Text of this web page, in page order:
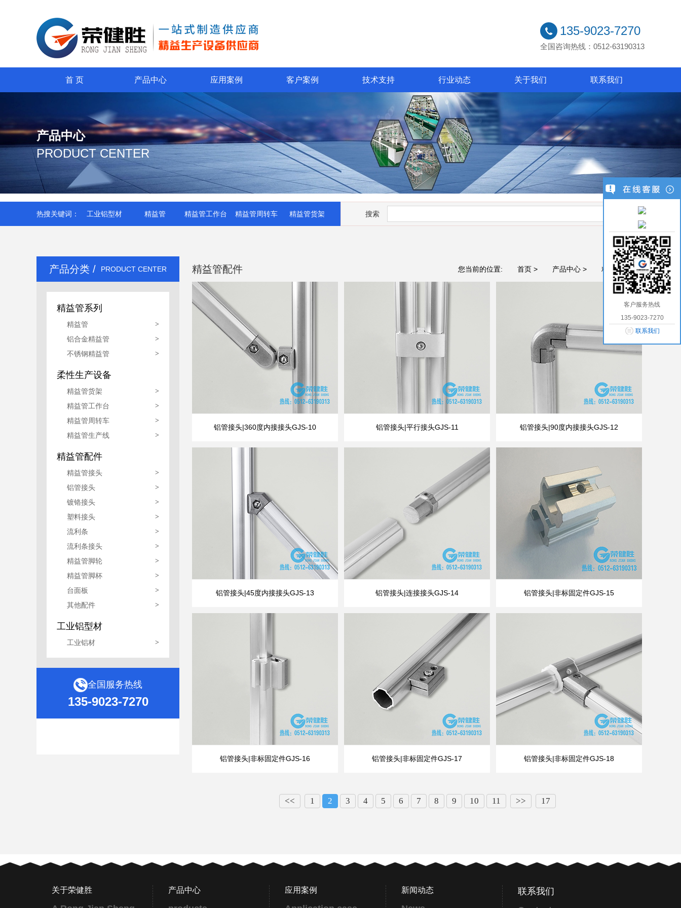
135-9023-7270
全国咨询热线：0512-63190313
首 页 产品中心 应用案例 客户案例 技术支持 行业动态 关于我们 联系我们
产品中心
PRODUCT CENTER
热搜关键词： 工业铝型材 精益管 精益管工作台 精益管周转车 精益管货架 搜索
产品分类 / PRODUCT CENTER
精益管系列
精益管 >
铝合金精益管 >
不锈钢精益管 >
柔性生产设备
精益管货架 >
精益管工作台 >
精益管周转车 >
精益管生产线 >
精益管配件
精益管接头 >
铝管接头 >
镀铬接头 >
塑料接头 >
流利条 >
流利条接头 >
精益管脚轮 >
精益管脚杯 >
台面板 >
其他配件 >
工业铝型材
工业铝材 >
全国服务热线
135-9023-7270
精益管配件 您当前的位置: 首页 > 产品中心 > 精益管配件 >
铝管接头|360度内接接头GJS-10 铝管接头|平行接头GJS-11 铝管接头|90度内接接头GJS-12
铝管接头|45度内接接头GJS-13 铝管接头|连接接头GJS-14 铝管接头|非标固定件GJS-15
铝管接头|非标固定件GJS-16 铝管接头|非标固定件GJS-17 铝管接头|非标固定件GJS-18
<< 1 2 3 4 5 6 7 8 9 10 11 >> 17
关于荣健胜 产品中心 应用案例 新闻动态
联系我们
客户服务热线
135-9023-7270
联系我们